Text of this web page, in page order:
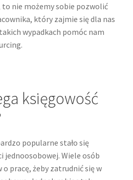
to nie możemy sobie pozwolić
który zajmie się dla nas
wypadkach pomóc nam
księgowość
popularne stało się
jednoosobowej. Wiele osób
pracę, żeby zatrudnić się w